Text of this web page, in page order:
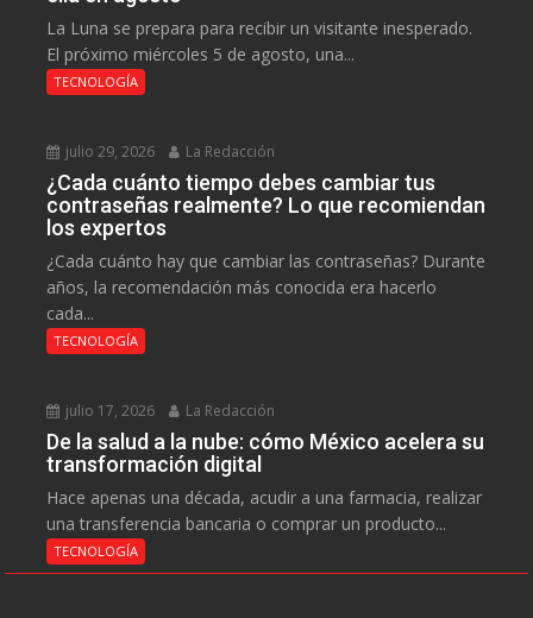
La Luna se prepara para recibir un visitante inesperado.
El próximo miércoles 5 de agosto, una...
TECNOLOGÍA
julio 29, 2026 La Redacción
¿Cada cuánto tiempo debes cambiar tus
contraseñas realmente? Lo que recomiendan
los expertos
¿Cada cuánto hay que cambiar las contraseñas? Durante
años, la recomendación más conocida era hacerlo
cada...
TECNOLOGÍA
julio 17, 2026 La Redacción
De la salud a la nube: cómo México acelera su
transformación digital
Hace apenas una década, acudir a una farmacia, realizar
una transferencia bancaria o comprar un producto...
TECNOLOGÍA